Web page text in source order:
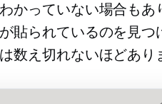
かっていない場合もあ
貼られているのを見つ
数え切れないほどあり